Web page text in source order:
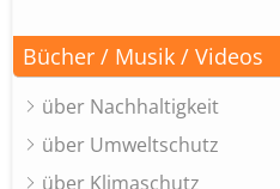
Bücher / Musik / Videos
über Nachhaltigkeit
über Umweltschutz
über Klimaschutz